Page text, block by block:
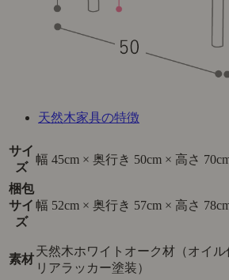
天然木家具の特徴
サイ
ズ
幅 45cm × 奥行き 50cm × 高さ
梱包
サイ
ズ
幅 52cm × 奥行き 57cm × 高さ
素材
天然木ホワイトオーク材（オイ
リアラッカー塗装）